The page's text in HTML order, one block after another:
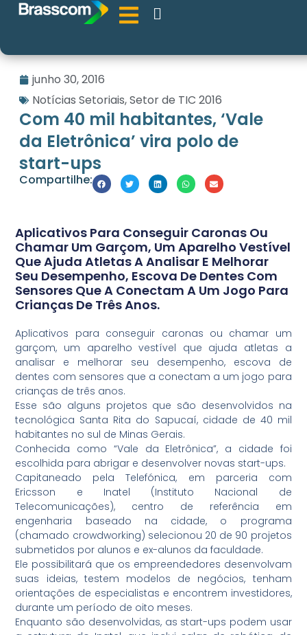
junho 30, 2016
Notícias Setoriais,Setor de TIC 2016
Com 40 mil habitantes, ‘Vale
da Eletrônica’ vira polo de
start-ups
Compartilhe:
Aplicativos Para Conseguir Caronas Ou
Chamar Um Garçom, Um Aparelho Vestível
Que Ajuda Atletas A Analisar E Melhorar
Seu Desempenho, Escova De Dentes Com
Sensores Que A Conectam A Um Jogo Para
Crianças De Três Anos.
Aplicativos para conseguir caronas ou chamar um
garçom, um aparelho vestível que ajuda atletas a
analisar e melhorar seu desempenho, escova de
dentes com sensores que a conectam a um jogo para
crianças de três anos.
Esse são alguns projetos que são desenvolvidos na
tecnológica Santa Rita do Sapucaí, cidade de 40 mil
habitantes no sul de Minas Gerais.
Conhecida como “Vale da Eletrônica”, a cidade foi
escolhida para abrigar e desenvolver novas start-ups.
Capitaneado pela Telefónica, em parceria com
Ericsson e Inatel (Instituto Nacional de
Telecomunicações), centro de referência em
engenharia baseado na cidade, o programa
(chamado crowdworking) selecionou 20 de 90 projetos
submetidos por alunos e ex-alunos da faculdade.
Ele possibilitará que os empreendedores desenvolvam
suas ideias, testem modelos de negócios, tenham
orientações de especialistas e encontrem investidores,
durante um período de oito meses.
Enquanto são desenvolvidas, as start-ups podem usar